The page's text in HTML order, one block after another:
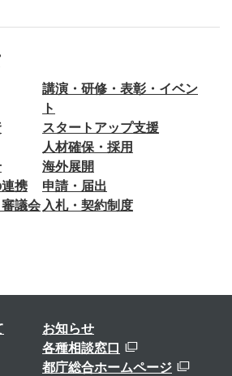
講演・研修・表彰・イベン
ト
スタートアップ支援
人材確保・採用
海外展開
携
申請・届出
議会 入札・契約制度
お知らせ
各種相談窓口
都庁総合ホームページ